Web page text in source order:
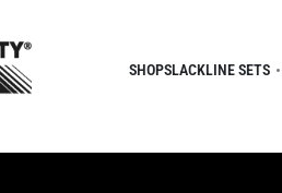
SHOPSLACKLINE SETS